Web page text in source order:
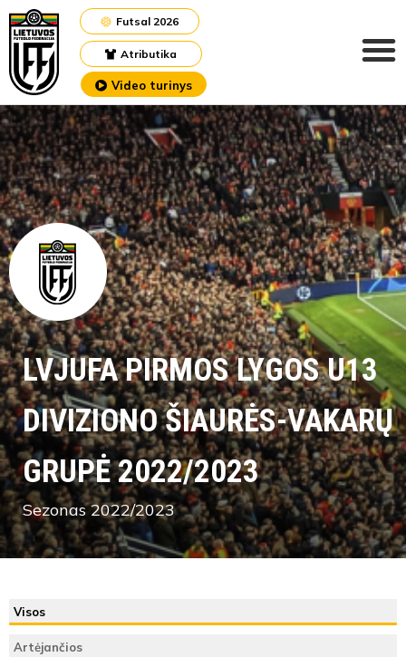
Atributika
Futsal 2026
Video turinys
LVJUFA PIRMOS LYGOS U13
DIVIZIONO ŠIAURĖS-VAKARŲ
GRUPĖ 2022/2023
Sezonas 2022/2023
Visos
Artėjančios